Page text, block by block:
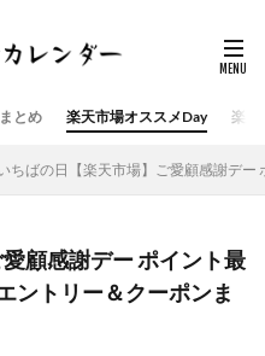
とめ 楽天市場オススメDay 楽天
ちばの日【楽天市場】ご愛顧感謝デ
顧感謝デー ポイント最
ントリー＆クーポンま